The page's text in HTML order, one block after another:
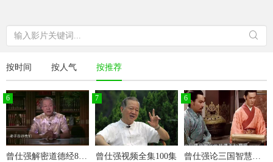
按时间 按人气 按推荐
6
曾仕强解密道德经81集全完整版
7
曾仕强视频全集100集
6
曾仕强论三国智慧全集